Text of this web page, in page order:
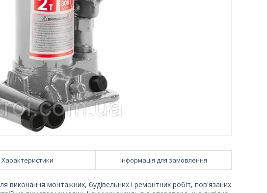
Характеристики Інформація для замовлення
виконання монтажних, будівельних і ремонтних робіт, пов'язаних